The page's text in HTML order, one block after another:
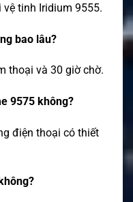
tinh Iridium 9555.
bao lâu?
thoại và 30 giờ chờ.
9575 không?
điện thoại có thiết